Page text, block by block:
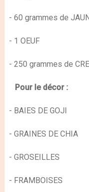
- 60 grammes de
- 1 OEUF
- 250 grammes de
Pour le décor :
- BAIES DE GOJI
- GRAINES DE CHIA
- GROSEILLES
- FRAMBOISES